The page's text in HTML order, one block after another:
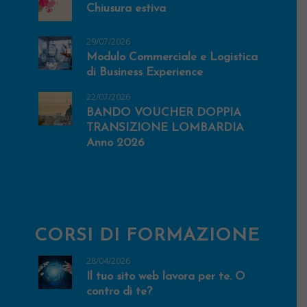
Chiusura estiva
29/07/2026
Modulo Commerciale e Logistica
di Business Experience
22/07/2026
BANDO VOUCHER DOPPIA
TRANSIZIONE LOMBARDIA
Anno 2026
CORSI DI FORMAZIONE
28/04/2026
Il tuo sito web lavora per te. O
contro di te?